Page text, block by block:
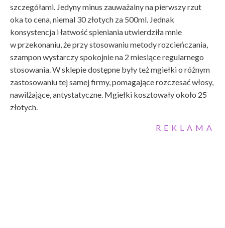
szczegółami. Jedyny minus zauważalny na pierwszy rzut
oka to cena, niemal 30 złotych za 500ml. Jednak
konsystencja i łatwość spieniania utwierdziła mnie
w przekonaniu, że przy stosowaniu metody rozcieńczania,
szampon wystarczy spokojnie na 2 miesiące regularnego
stosowania. W sklepie dostępne były też mgiełki o różnym
zastosowaniu tej samej firmy, pomagające rozczesać włosy,
nawilżające, antystatyczne. Mgiełki kosztowały około 25
złotych.
REKLAMA